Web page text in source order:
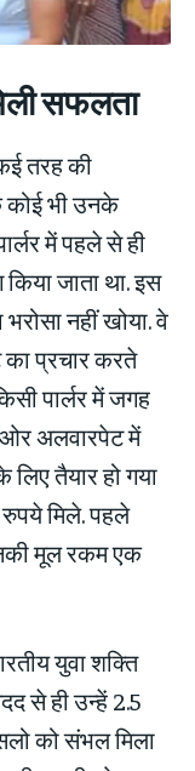
सफलता
तरह की
कोई भी उनके
में पहले से ही
जाता था. इस
नहीं खोया. वे
का प्रचार करते
पार्लर में जगह
अलवारपेट में
तैयार हो गया
मिले. पहले
मूल रकम एक
युवा शक्ति
से ही उन्हें 2.5
को संभल मिला